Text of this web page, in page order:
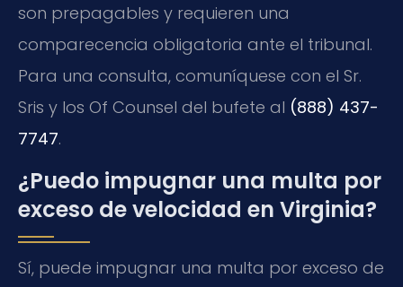
son prepagables y requieren una
comparecencia obligatoria ante el tribunal.
Para una consulta, comuníquese con el Sr.
Sris y los Of Counsel del bufete al (888) 437-
7747.
¿Puedo impugnar una multa por
exceso de velocidad en Virginia?
Sí, puede impugnar una multa por exceso de